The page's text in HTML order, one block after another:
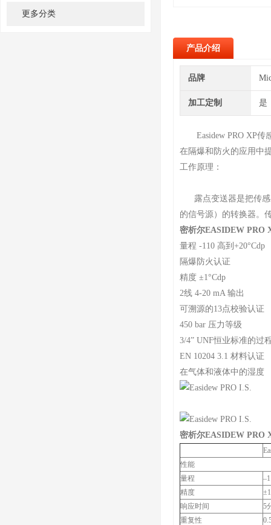
更多分类
产品介绍
品牌
加工定制 是
Easidew PRO XP传
在隔爆和防火的应用中
工作原理：
露点变送器是把传感
的信号源）的转换器。
密析尔EASIDEW PRO
量程 -110 高到+20°Cdp
隔爆防火认证
精度 ±1°Cdp
2线 4-20 mA 输出
可溯源的13点校验认证
450 bar 压力等级
3/4” UNF恒业标准的过
EN 10204 3.1 材料认证
在气体和液体中的湿度
密析尔EASIDEW PRO
性能
量程
精度
响应时间
5
重复性